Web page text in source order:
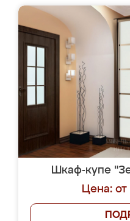
Шкаф-купе
Цена: